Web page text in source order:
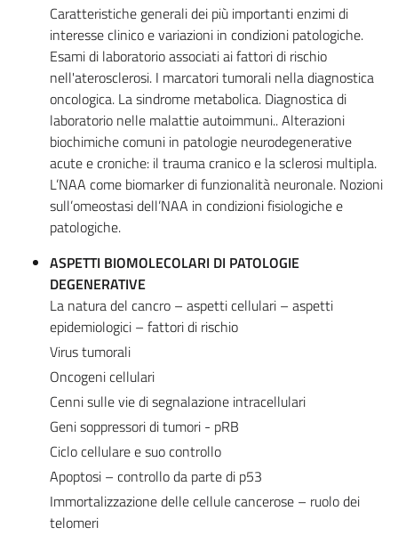
Caratteristiche generali dei più importanti enzimi di
interesse clinico e variazioni in condizioni patologiche.
Esami di laboratorio associati ai fattori di rischio
nell'aterosclerosi. I marcatori tumorali nella diagnostica
oncologica. La sindrome metabolica. Diagnostica di
laboratorio nelle malattie autoimmuni.. Alterazioni
biochimiche comuni in patologie neurodegenerative
acute e croniche: il trauma cranico e la sclerosi multipla.
L’NAA come biomarker di funzionalità neuronale. Nozioni
sull’omeostasi dell’NAA in condizioni fisiologiche e
patologiche.
ASPETTI BIOMOLECOLARI DI PATOLOGIE
DEGENERATIVE
La natura del cancro – aspetti cellulari – aspetti
epidemiologici – fattori di rischio
Virus tumorali
Oncogeni cellulari
Cenni sulle vie di segnalazione intracellulari
Geni soppressori di tumori - pRB
Ciclo cellulare e suo controllo
Apoptosi – controllo da parte di p53
Immortalizzazione delle cellule cancerose – ruolo dei
telomeri